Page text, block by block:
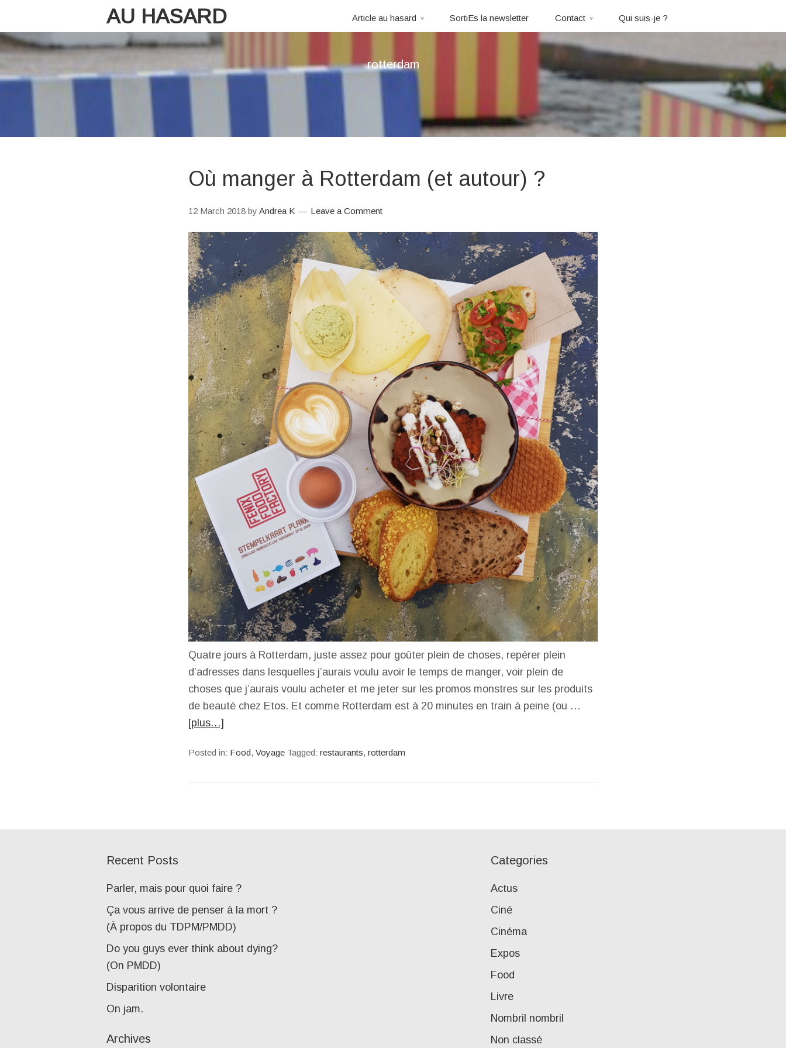
AU HASARD Article au hasard SortiEs la newsletter Contact Qui suis-je ?
rotterdam
Où manger à Rotterdam (et autour) ?
12 March 2018 by Andrea K Leave a Comment
Quatre jours à Rotterdam, juste assez pour goûter plein de choses, repérer plein
d’adresses dans lesquelles j’aurais voulu avoir le temps de manger, voir plein de
choses que j’aurais voulu acheter et me jeter sur les promos monstres sur les produits
de beauté chez Etos. Et comme Rotterdam est à 20 minutes en train à peine (ou …
[plus…]
Posted in: Food, Voyage Tagged: restaurants, rotterdam
Recent Posts
Parler, mais pour quoi faire ?
Ça vous arrive de penser à la mort ?
(À propos du TDPM/PMDD)
Do you guys ever think about dying?
(On PMDD)
Disparition volontaire
On jam.
Archives
Categories
Actus
Ciné
Cinéma
Expos
Food
Livre
Nombril nombril
Non classé